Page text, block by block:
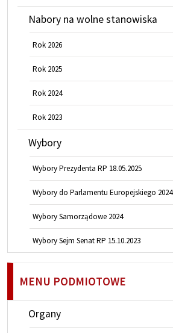
Nabory na wolne stanowiska
Rok 2026
Rok 2025
Rok 2024
Rok 2023
Wybory
Wybory Prezydenta RP 18.05.2025
Wybory do Parlamentu Europejskiego 2024
Wybory Samorządowe 2024
Wybory Sejm Senat RP 15.10.2023
MENU PODMIOTOWE
Organy